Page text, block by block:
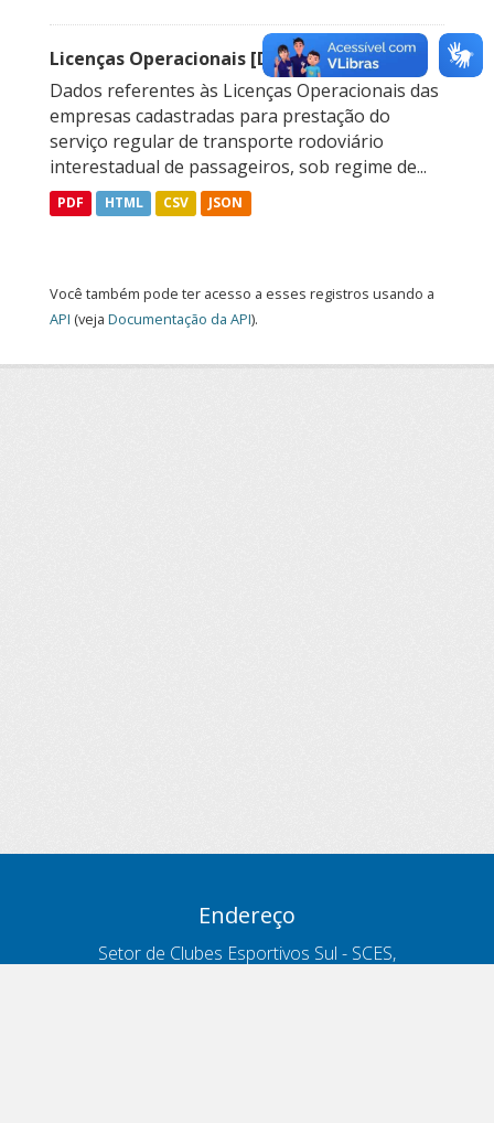
Licenças Operacionais [Descontinuado]
Dados referentes às Licenças Operacionais das
empresas cadastradas para prestação do
serviço regular de transporte rodoviário
interestadual de passageiros, sob regime de...
PDF HTML CSV JSON
Você também pode ter acesso a esses registros usando a
API (veja Documentação da API).
Endereço
Setor de Clubes Esportivos Sul - SCES,